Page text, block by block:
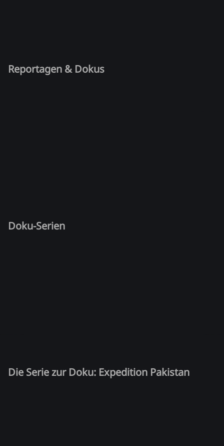
Reportagen & Dokus
Doku-Serien
Die Serie zur Doku: Expedition Pakistan